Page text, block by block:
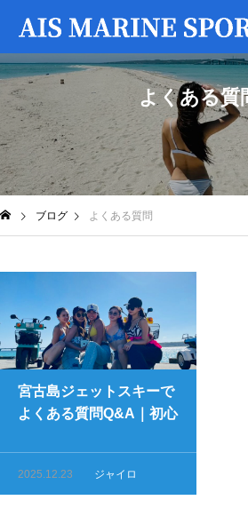
よくある質
ブログ よくある質問
宮古島ジェットスキーで
よくある質問Q&A｜初心
2025.12.23 ジャイロ